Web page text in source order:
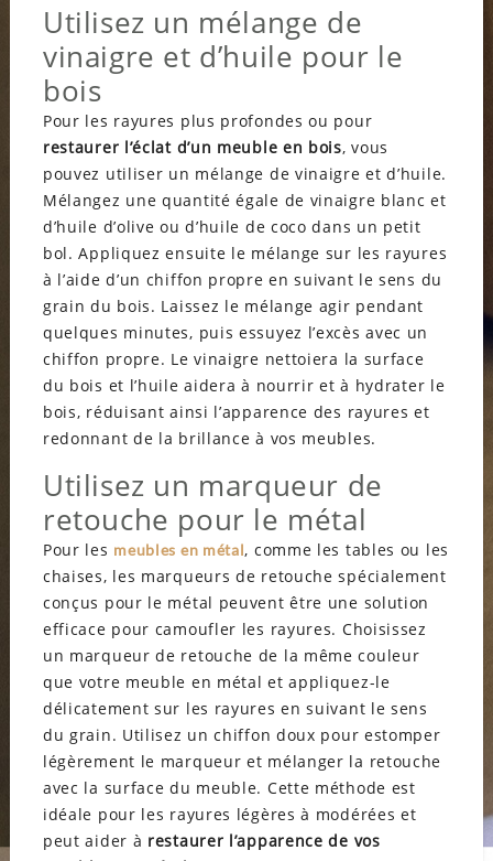
Utilisez un mélange de
vinaigre et d’huile pour le
bois
Pour les rayures plus profondes ou pour
restaurer l’éclat d’un meuble en bois, vous
pouvez utiliser un mélange de vinaigre et d’huile.
Mélangez une quantité égale de vinaigre blanc et
d’huile d’olive ou d’huile de coco dans un petit
bol. Appliquez ensuite le mélange sur les rayures
à l’aide d’un chiffon propre en suivant le sens du
grain du bois. Laissez le mélange agir pendant
quelques minutes, puis essuyez l’excès avec un
chiffon propre. Le vinaigre nettoiera la surface
du bois et l’huile aidera à nourrir et à hydrater le
bois, réduisant ainsi l’apparence des rayures et
redonnant de la brillance à vos meubles.
Utilisez un marqueur de
retouche pour le métal
Pour les meubles en métal, comme les tables ou les
chaises, les marqueurs de retouche spécialement
conçus pour le métal peuvent être une solution
efficace pour camoufler les rayures. Choisissez
un marqueur de retouche de la même couleur
que votre meuble en métal et appliquez-le
délicatement sur les rayures en suivant le sens
du grain. Utilisez un chiffon doux pour estomper
légèrement le marqueur et mélanger la retouche
avec la surface du meuble. Cette méthode est
idéale pour les rayures légères à modérées et
peut aider à restaurer l’apparence de vos